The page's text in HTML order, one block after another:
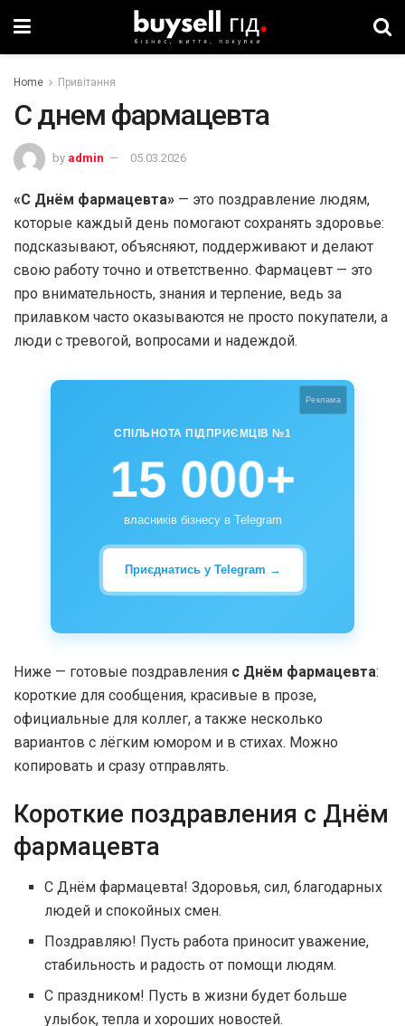
Home Привітання
С днем фармацевта
by admin 05.03.2026
«С Днём фармацевта» — это поздравление людям,
которые каждый день помогают сохранять здоровье:
подсказывают, объясняют, поддерживают и делают
свою работу точно и ответственно. Фармацевт — это
про внимательность, знания и терпение, ведь за
прилавком часто оказываются не просто покупатели, а
люди с тревогой, вопросами и надеждой.
Реклама
СПІЛЬНОТА ПІДПРИЄМЦІВ №1
15 000+
власників бізнесу в Telegram
Приєднатись у Telegram →
Ниже — готовые поздравления с Днём фармацевта:
короткие для сообщения, красивые в прозе,
официальные для коллег, а также несколько
вариантов с лёгким юмором и в стихах. Можно
копировать и сразу отправлять.
Короткие поздравления с Днём
фармацевта
С Днём фармацевта! Здоровья, сил, благодарных
людей и спокойных смен.
Поздравляю! Пусть работа приносит уважение,
стабильность и радость от помощи людям.
С праздником! Пусть в жизни будет больше
улыбок, тепла и хороших новостей.